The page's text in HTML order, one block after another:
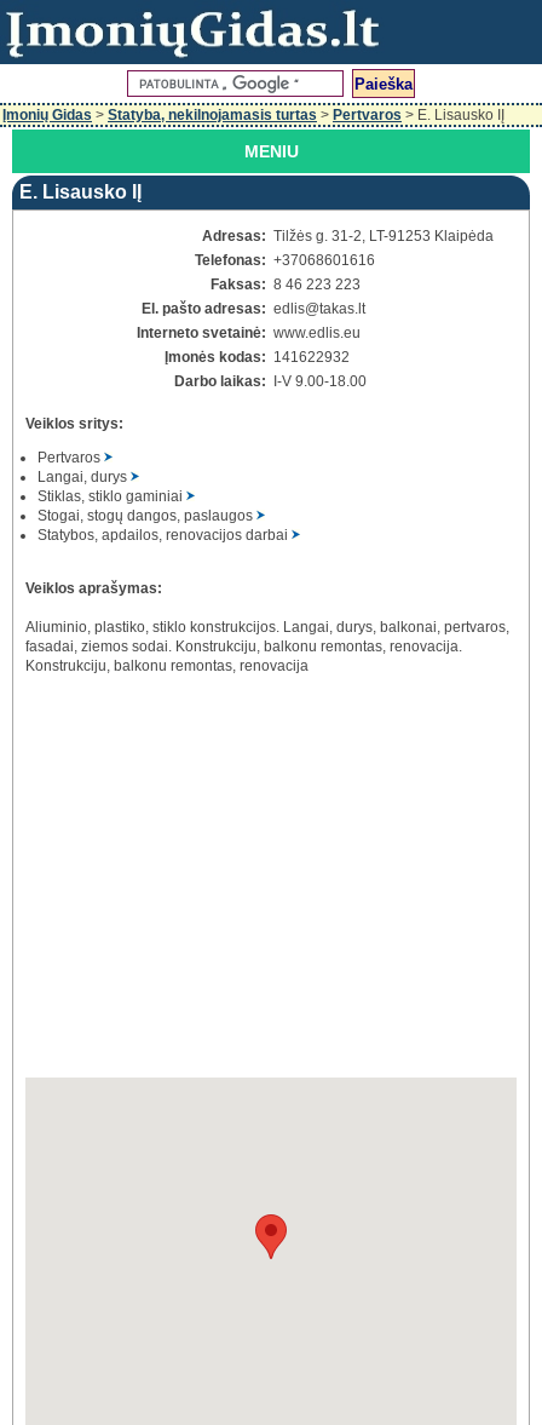
Įmonių Gidas > Statyba, nekilnojamasis turtas > Pertvaros > E. Lisausko IĮ
MENIU
E. Lisausko IĮ
Adresas: Tilžės g. 31-2, LT-91253 Klaipėda
Telefonas: +37068601616
Faksas: 8 46 223 223
El. pašto adresas: edlis@takas.lt
Interneto svetainė: www.edlis.eu
Įmonės kodas: 141622932
Darbo laikas:
I-V 9.00-18.00
Veiklos sritys:
Pertvaros
Langai, durys
Stiklas, stiklo gaminiai
Stogai, stogų dangos, paslaugos
Statybos, apdailos, renovacijos darbai
Veiklos aprašymas:
Aliuminio, plastiko, stiklo konstrukcijos. Langai, durys, balkonai, pertvaros,
fasadai, ziemos sodai. Konstrukciju, balkonu remontas, renovacija.
Konstrukciju, balkonu remontas, renovacija